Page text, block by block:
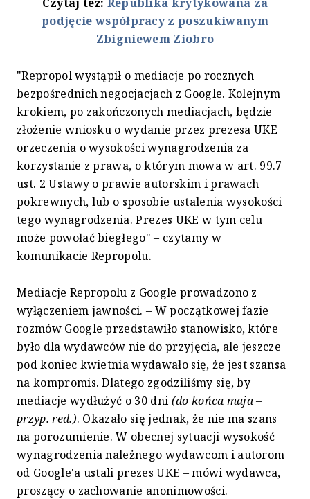
podjęcie współpracy z poszukiwanym
Zbigniewem Ziobro
"Repropol wystąpił o mediacje po rocznych
bezpośrednich negocjacjach z Google. Kolejnym
krokiem, po zakończonych mediacjach, będzie
złożenie wniosku o wydanie przez prezesa UKE
orzeczenia o wysokości wynagrodzenia za
korzystanie z prawa, o którym mowa w art. 99.7
ust. 2 Ustawy o prawie autorskim i prawach
pokrewnych, lub o sposobie ustalenia wysokości
tego wynagrodzenia. Prezes UKE w tym celu
może powołać biegłego" – czytamy w
komunikacie Repropolu.
Mediacje Repropolu z Google prowadzono z
wyłączeniem jawności. – W początkowej fazie
rozmów Google przedstawiło stanowisko, które
było dla wydawców nie do przyjęcia, ale jeszcze
pod koniec kwietnia wydawało się, że jest szansa
na kompromis. Dlatego zgodziliśmy się, by
mediacje wydłużyć o 30 dni (do końca maja –
przyp. red.). Okazało się jednak, że nie ma szans
na porozumienie. W obecnej sytuacji wysokość
wynagrodzenia należnego wydawcom i autorom
od Google'a ustali prezes UKE – mówi wydawca,
proszący o zachowanie anonimowości.